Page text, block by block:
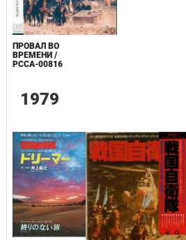
ПРОВАЛ ВО
ВРЕМЕНИ /
PCCA-00816
1979